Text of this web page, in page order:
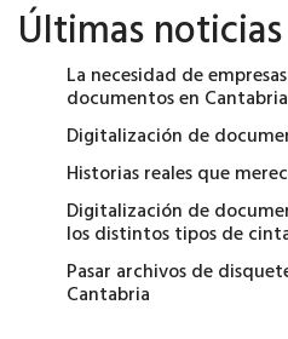
Últimas noticias
La necesidad de
documentos en Cantabria
Digitalización de
Historias reales que
Digitalización de
los distintos tipos de
Pasar archivos de
Cantabria